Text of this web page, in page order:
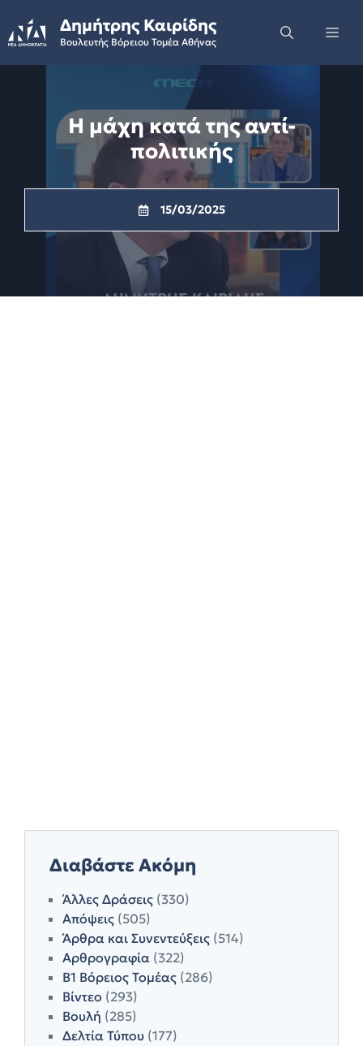
to
content
Δημήτρης Καιρίδης
Βουλευτής Βόρειου Τομέα Αθήνας
Η μάχη κατά της αντί-
πολιτικής
15/03/2025
Διαβάστε Ακόμη
Άλλες Δράσεις (330)
Απόψεις (505)
Άρθρα και Συνεντεύξεις (514)
Αρθρογραφία (322)
Β1 Βόρειος Τομέας (286)
Βίντεο (293)
Βουλή (285)
Δελτία Τύπου (177)